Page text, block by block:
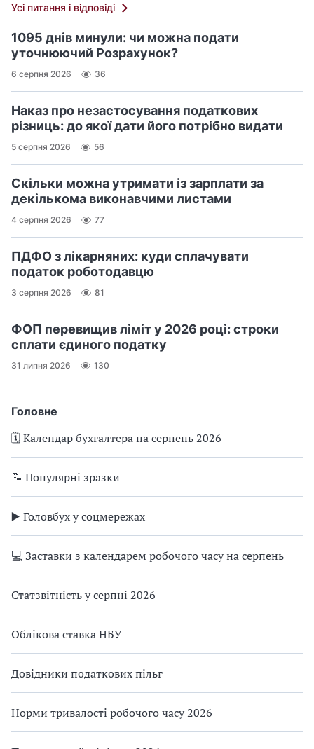
Головне
🗓️ Календар бухгалтера на серпень 2026
📝 Популярні зразки
▶️ Головбух у соцмережах
💻 Заставки з календарем робочого часу на серпень
Статзвітність у серпні 2026
Облікова ставка НБУ
Довідники податкових пільг
Норми тривалості робочого часу 2026
Усі питання і відповіді
1095 днів минули: чи можна подати
уточнюючий Розрахунок?
6 серпня 2026 36
Наказ про незастосування податкових
різниць: до якої дати його потрібно видати
5 серпня 2026 56
Скільки можна утримати із зарплати за
декількома виконавчими листами
4 серпня 2026 77
ПДФО з лікарняних: куди сплачувати
податок роботодавцю
3 серпня 2026 81
ФОП перевищив ліміт у 2026 році: строки
сплати єдиного податку
31 липня 2026 130